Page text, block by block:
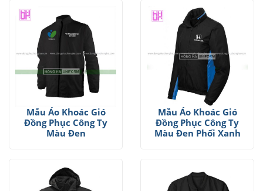
Mẫu Áo Khoác Gió
Đồng Phục Công Ty
Màu Đen
Mẫu Áo Khoác Gió
Đồng Phục Công Ty
Màu Đen Phối Xanh